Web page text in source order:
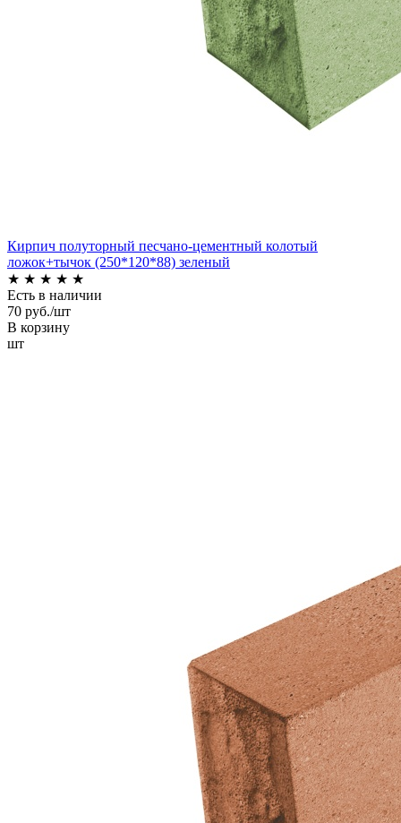
Кирпич полуторный песчано-цементный колотый
ложок+тычок (250*120*88) зеленый
★ ★ ★ ★ ★
Есть в наличии
70 руб./шт
В корзину
шт